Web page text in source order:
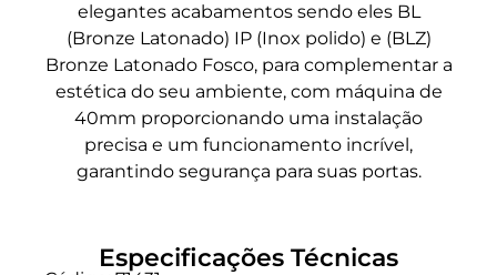
elegantes acabamentos sendo eles BL
(Bronze Latonado) IP (Inox polido) e (BLZ)
Bronze Latonado Fosco, para complementar a
estética do seu ambiente, com máquina de
40mm proporcionando uma instalação
precisa e um funcionamento incrível,
garantindo segurança para suas portas.
Especificações Técnicas